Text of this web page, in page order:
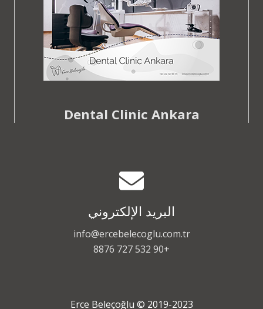
Dental Clinic Ankara
البريد الإلكتروني
info@ercebelecoglu.com.tr
+90 532 727 8876
2019-2023 © Erce Beleçoğlu